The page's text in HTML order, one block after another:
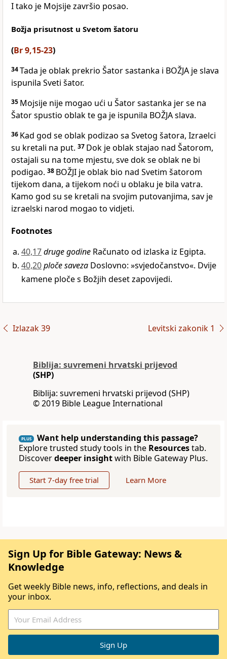
I tako je Mojsije završio posao.
Božja prisutnost u Svetom šatoru
(Br 9,15-23)
34Tada je oblak prekrio Šator sastanka i BOŽJA je slava
ispunila Sveti šator.
35 Mojsije nije mogao ući u Šator sastanka jer se na
Šator spustio oblak te ga je ispunila BOŽJA slava.
36 Kad god se oblak podizao sa Svetog šatora, Izraelci
su kretali na put. 37 Dok je oblak stajao nad Šatorom,
ostajali su na tome mjestu, sve dok se oblak ne bi
podigao. 38 BOŽJI je oblak bio nad Svetim šatorom
tijekom dana, a tijekom noći u oblaku je bila vatra.
Kamo god su se kretali na svojim putovanjima, sav je
izraelski narod mogao to vidjeti.
Footnotes
40,17druge godine Računato od izlaska iz Egipta.
40,20ploče saveza Doslovno: »svjedočanstvo«. Dvije
kamene ploče s Božjih deset zapovijedi.
Izlazak 39 Levitski zakonik 1
Biblija: suvremeni hrvatski prijevod
(SHP)
Biblija: suvremeni hrvatski prijevod (SHP)
© 2019 Bible League International
PLUS
Want help understanding this passage?
Explore trusted study tools in the Resourcestab.
Discoverdeeper insightwith Bible Gateway Plus.
Start 7-day free trial Learn More
Sign Up for Bible Gateway: News &
Knowledge
Get weekly Bible news, info, reflections, and deals in
your inbox.